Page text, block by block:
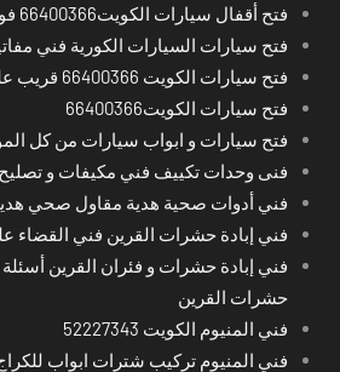
فتح أقفال سيارات الكويت66400366 فوري
فتح سيارات السيارات الكورية فني
فتح سيارات الكويت 66400366 قريب على موقعي
فتح سيارات الكويت66400366
فتح سيارات و ابواب سيارات من كل
فنى وحدات تكييف فني مكيفات و
فني أدوات صحية هدية مقاول صحي
فني إبادة حشرات القرين فني القضاء
فني إبادة حشرات و فئران القرين
حشرات القرين
فني المنيوم الكويت 52227343
فني المنيوم تركيب شترات ابواب